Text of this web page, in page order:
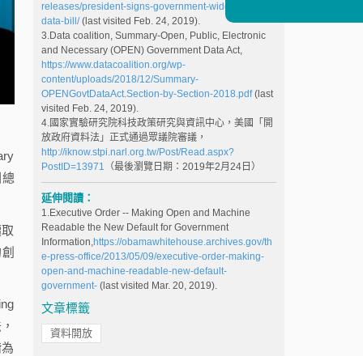
releases/president-signs-government-wide-open-
data-bill/(last visited Feb. 24, 2019).
3.Data coalition, Summary-Open, Public, Electronic
and Necessary (OPEN) Government Data Act,
https://www.datacoalition.org/wp-
content/uploads/2018/12/Summary-
OPENGovtDataAct.Section-by-Section-2018.pdf(last
visited Feb. 24, 2019).
4.國家實驗研究院科技政策研究與資訊中心，美國「開
放政府資料法」正式通過眾議院審議，
http://iknow.stpi.narl.org.tw/Post/Read.aspx?
PostID=13971 （最後瀏覽日期：2019年2月24日）
延伸閱讀：
1.Executive Order -- Making Open and Machine
Readable the New Default for Government
Information,https://obamawhitehouse.archives.gov/th
e-press-office/2013/05/09/executive-order-making-
open-and-machine-readable-new-default-
government-(last visited Mar. 20, 2019).
文章標籤
資料開放